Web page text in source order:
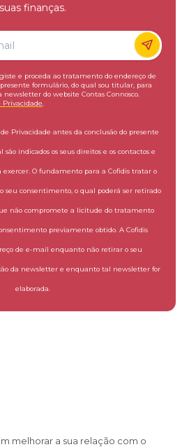
suas finanças.
e proceda ao tratamento do endereço de
formulário, do qual sou titular, para
newsletter do website Contas Connosco.
Privacidade
Privacidade antes da conclusão do presente
são indicados os seus direitos e os contactos e
exercer. O fundamento para a Cofidis tratar o
seu consentimento, o qual poderá ser retirado
não compromete a licitude do tratamento
previamente obtido. A Cofidis
de e-mail enquanto não retirar o seu
da newsletter e enquanto tal newsletter for
elaborada.
melhorar a sua relação com o